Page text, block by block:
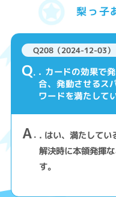
梨っ子
Q208（2024-12-03）
Q . カードの効果で
合、発動させるス
ワードを満たして
A . はい、満たしてい
解決時に本領発揮
す。